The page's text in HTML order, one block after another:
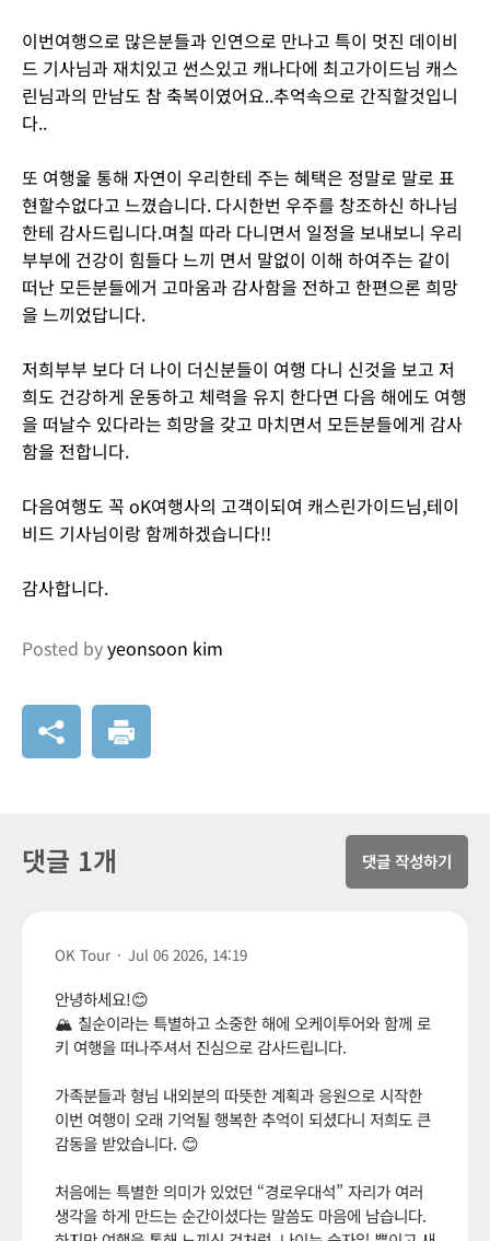
이번여행으로 많은분들과 인연으로 만나고 특이 멋진 데이비
드 기사님과 재치있고 썬스있고 캐나다에 최고가이드님 캐스
린님과의 만남도 참 축복이였어요..추억속으로 간직할것입니
다..
또 여행읉 통해 자연이 우리한테 주는 혜택은 정말로 말로 표
현할수없다고 느꼈습니다. 다시한번 우주를 창조하신 하나님
한테 감사드립니다.며칠 따라 다니면서 일정을 보내보니 우리
부부에 건강이 힘들다 느끼 면서 말없이 이해 하여주는 같이
떠난 모든분들에거 고마움과 감사함을 전하고 한편으론 희망
을 느끼었답니다.
저희부부 보다 더 나이 더신분들이 여행 다니 신것을 보고 저
희도 건강하게 운동하고 체력을 유지 한다면 다음 해에도 여행
을 떠날수 있다라는 희망을 갖고 마치면서 모든분들에게 감사
함을 전합니다.
다음여행도 꼭 oK여행사의 고객이되여 캐스린가이드님,테이
비드 기사님이랑 함께하겠습니다!!
감사합니다.
Posted byyeonsoon kim
댓글 1개 댓글 작성하기
OK Tour · Jul 06 2026, 14:19
안녕하세요!😊
🏔️ 칠순이라는 특별하고 소중한 해에 오케이투어와 함께 로
키 여행을 떠나주셔서 진심으로 감사드립니다.
가족분들과 형님 내외분의 따뜻한 계획과 응원으로 시작한
이번 여행이 오래 기억될 행복한 추억이 되셨다니 저희도 큰
감동을 받았습니다. 😊
처음에는 특별한 의미가 있었던 “경로우대석” 자리가 여러
생각을 하게 만드는 순간이셨다는 말씀도 마음에 남습니다.